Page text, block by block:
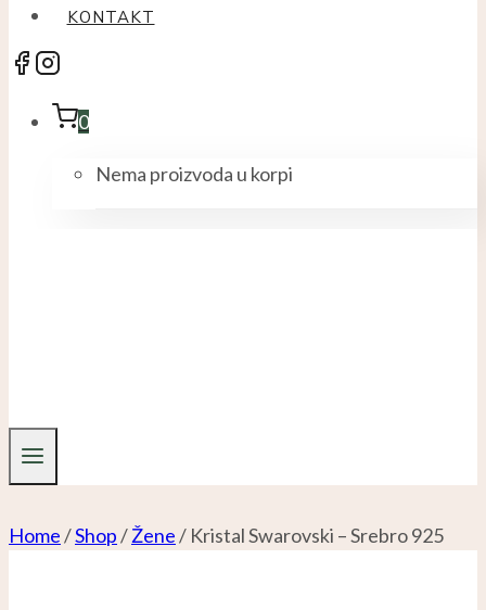
KONTAKT
0
Nema proizvoda u korpi
Home/Shop/Žene/ Kristal Swarovski – Srebro 925